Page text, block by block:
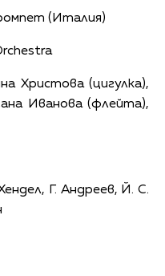
(Италия)
Христова (цигулка),
Иванова (флейта),
Г. Андреев, Й. С.